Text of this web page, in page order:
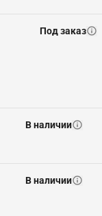
Под заказ
В наличии
В наличии